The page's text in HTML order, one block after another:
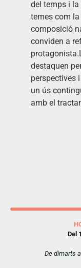
del temps i la
temes com
composició
conviden a
destaquen
perspectives
un ús
amb el
Del
De dimarts